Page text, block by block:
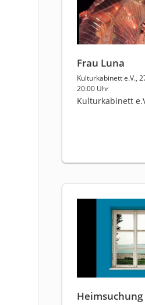
Frau Luna
Kulturkabinett e.V.,
20:00 Uhr
Kulturkabinett
Heimsuchung